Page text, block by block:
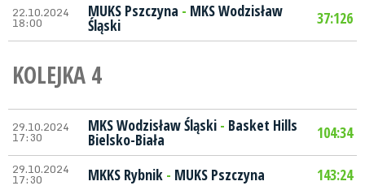
22.10.2024
18:00
MUKS Pszczyna - MKS Wodzisław
Śląski 37:126
KOLEJKA 4
29.10.2024
17:30
MKS Wodzisław Śląski - Basket Hills
Bielsko-Biała 104:34
29.10.2024
17:30 MKKS Rybnik - MUKS Pszczyna 143:24